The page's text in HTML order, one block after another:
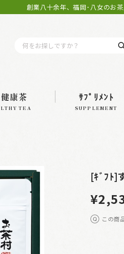
創業八十余年、福岡･八女のお
康茶
TEA
ｻﾌﾟﾘﾒﾝﾄ
SUPPLEMENT
[ｷﾞﾌﾄ]
この商